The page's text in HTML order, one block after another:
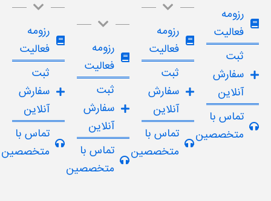
رزومه
فعالیت
ثبت
سفارش
آنلاین
تماس با
متخصصین
رزومه
فعالیت
ثبت
سفارش
آنلاین
تماس با
متخصصین
رزومه
فعالیت
ثبت
سفارش
آنلاین
تماس با
متخصصین
رزومه
فعالیت
ثبت
سفارش
آنلاین
تماس با
متخصصین